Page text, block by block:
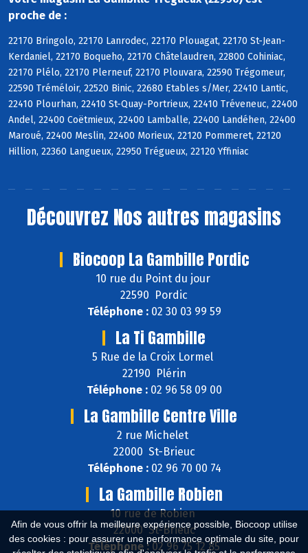
Afin de vous offrir la meilleure expérience possible, Biocoop utilise
des cookies : pour assurer une performance optimale du site, pour
proche de :
22170 Bringolo, 22170 Lanrodec, 22170 Plouagat, 22170 St-Jean-
Kerdaniel, 22170 Boqueho, 22170 Châtelaudren, 22800 Cohiniac,
22170 Plélo, 22170 Plerneuf, 22170 Plouvara, 22590 Trégomeur,
22590 Tréméloir, 22520 Binic, 22680 Etables s/Mer, 22410 Lantic,
22410 Plourhan, 22410 St-Quay-Portrieux, 22410 Tréveneuc, 22400
Andel, 22400 Coëtmieux, 22400 Lamballe, 22400 Landéhen, 22400
Maroué, 22400 Meslin, 22400 Morieux, 22120 Pommeret, 22120
Hillion, 22360 Langueux, 22950 Trégueux, 22120 Yffiniac
Découvrez Nos autres magasins
Biocoop La Gambille Pordic
10 rue du Point du jour
22590 Pordic
Téléphone :02 30 03 99 59
La Ti Gambille
5 Rue de la Croix Lormel
22190 Plérin
Téléphone :02 96 58 09 00
La Gambille Centre Ville
2 rue Michelet
22000 St-Brieuc
Téléphone :02 96 70 00 74
La Gambille Robien
10 rue de Robien
22000 St-Brieuc
Téléphone :02 96 75 12 85